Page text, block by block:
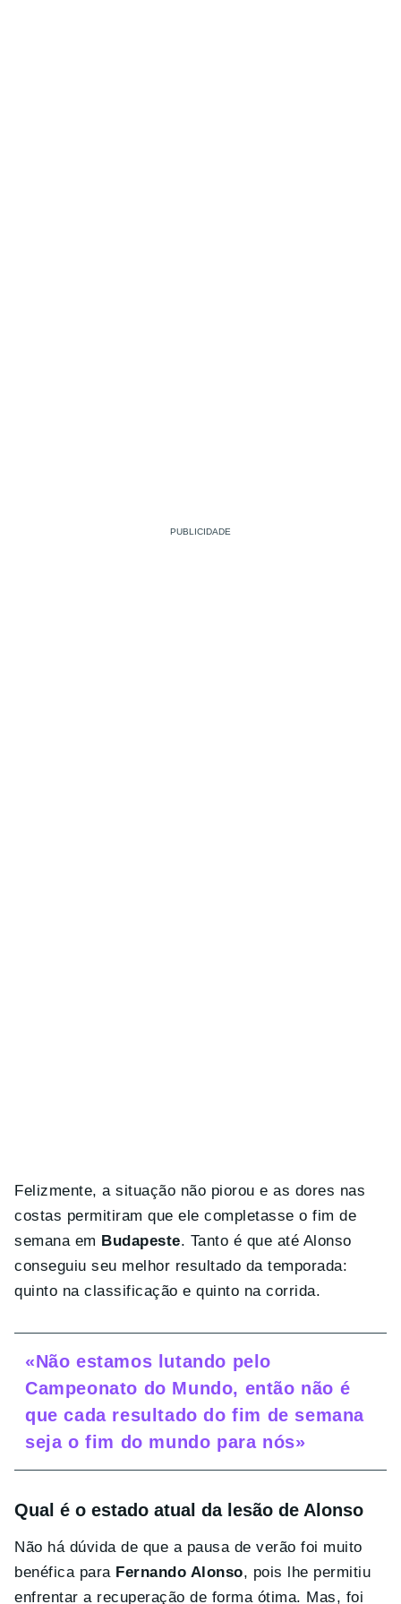
Felizmente, a situação não piorou e as dores nas
costas permitiram que ele completasse o fim de
semana em Budapeste. Tanto é que até Alonso
conseguiu seu melhor resultado da temporada:
quinto na classificação e quinto na corrida.
«Não estamos lutando pelo
Campeonato do Mundo, então não é
que cada resultado do fim de semana
seja o fim do mundo para nós»
Qual é o estado atual da lesão de Alonso
Não há dúvida de que a pausa de verão foi muito
benéfica para Fernando Alonso, pois lhe permitiu
enfrentar a recuperação de forma ótima. Mas, foi